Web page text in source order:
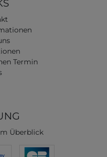
Termin
Überblick